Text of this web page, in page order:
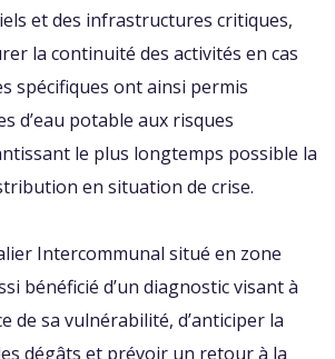
et des infrastructures critiques,
la continuité des activités en cas
spécifiques ont ainsi permis
d’eau potable aux risques
le plus longtemps possible la
en situation de crise.
Intercommunal situé en zone
bénéficié d’un diagnostic visant à
de sa vulnérabilité, d’anticiper la
dégâts et prévoir un retour à la